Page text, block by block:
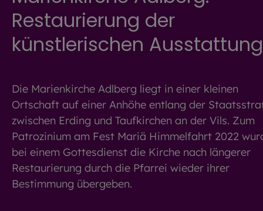
Restaurierung der
künstlerischen Ausstattung
Die Marienkirche Adlberg liegt in einer kleinen
Ortschaft auf einer Anhöhe entlang der
zwischen Erding und Taufkirchen an der Vils. Zum
Patrozinium am Fest Mariä Himmelfahrt 2022
bei einem Gottesdienst die Kirche nach längerer
Restaurierung durch die Pfarrei wieder ihrer
Bestimmung übergeben.